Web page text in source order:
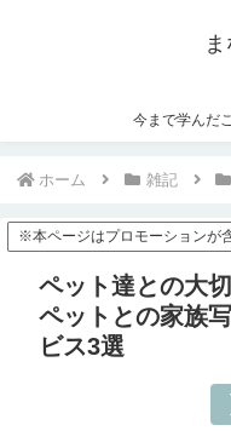
今まで学んだ
ホーム 雑記
※本ページはプロモーションが
ペット達との大
ペットとの家族
ビス3選